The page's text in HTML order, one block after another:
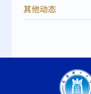
其他动态